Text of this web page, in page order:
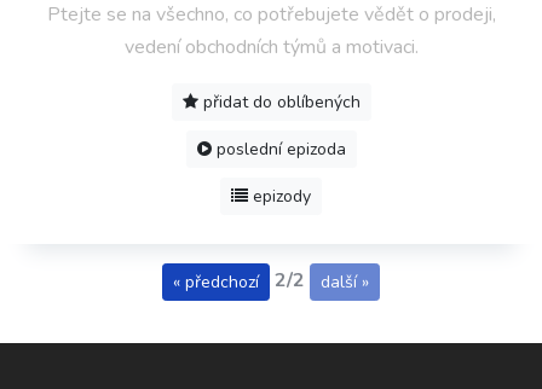
Ptejte se na všechno, co potřebujete vědět o prodeji,
vedení obchodních týmů a motivaci.
přidat do oblíbených
poslední epizoda
epizody
« předchozí 2/2 další »